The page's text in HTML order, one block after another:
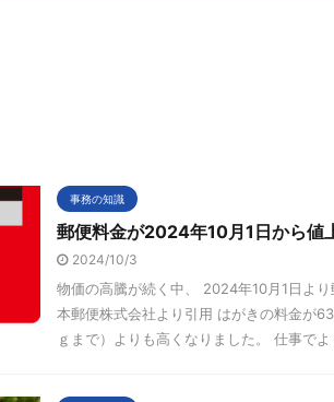
事務の知識
郵便料金が2024年10月1日から値
2024/10/3
物価の高騰が続く中、 2024年10月1日よ
本郵便株式会社より引用 はがきの料金が
ｇまで）よりも高くなりました。 仕事でよ